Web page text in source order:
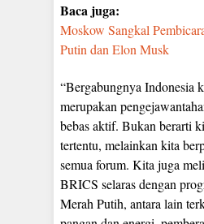
Baca juga:
Moskow Sangkal
Putin dan Elon Musk
“Bergabungnya Indonesia
merupakan
bebas aktif. Bukan berarti
tertentu, melainkan kita
semua forum. Kita juga
BRICS selaras dengan
Merah Putih, antara lain